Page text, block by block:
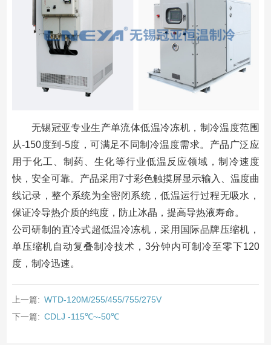
无锡冠亚专业生产单流体低温冷冻机，制冷温度范围
从-150度到-5度，可满足不同制冷温度需求。产品广泛应
用于化工、制药、生化等行业低温反应领域，制冷速度
快，安全可靠。产品采用7寸彩色触摸屏显示输入、温度曲
线记录，整个系统为全密闭系统，低温运行过程无吸水，
保证冷导热介质的纯度，防止冰晶，提高导热液寿命。
公司研制的直冷式超低温冷冻机，采用国际品牌压缩机，
单压缩机自动复叠制冷技术，3分钟内可制冷至零下120
度，制冷迅速。
上一篇: WTD-120M/255/455/755/275V
下一篇: CDLJ -115℃~-50℃